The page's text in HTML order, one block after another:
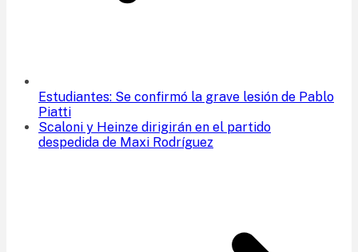
Estudiantes: Se confirmó la grave lesión de Pablo
Piatti
Scaloni y Heinze dirigirán en el partido
despedida de Maxi Rodríguez